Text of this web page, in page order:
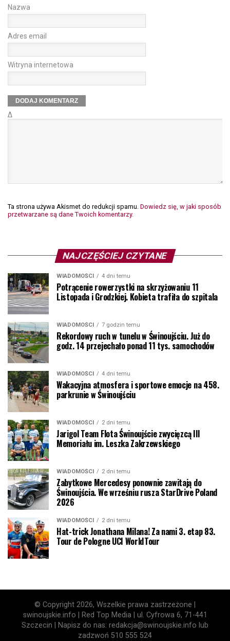
Nazwa
Adres email
Witryna internetowa
Δ
Ta strona używa Akismet do redukcji spamu. Dowiedz się, w jaki sposób
przetwarzane są dane Twoich komentarzy.
NAJCZĘŚCIEJ CZYTANE
WIADOMOŚCI 4 dni temu
Potrącenie rowerzystki na skrzyżowaniu 11
Listopada i Grodzkiej. Kobieta trafiła do szpitala
WIADOMOŚCI 7 godzin temu
Rekordowy ruch w tunelu w Świnoujściu. Już do
godz. 14 przejechało ponad 11 tys. samochodów
WIADOMOŚCI 4 dni temu
Wakacyjna atmosfera i sportowe emocje na 458.
parkrunie w Świnoujściu
WIADOMOŚCI 2 dni temu
Jarigol Team Flota Świnoujście zwycięzcą III
Memoriału im. Leszka Zakrzewskiego
WIADOMOŚCI 2 dni temu
Zabytkowe Mercedesy ponownie zawitają do
Świnoujścia. We wrześniu rusza StarDrive Poland
2026
WIADOMOŚCI 2 dni temu
Hat-trick Jonathana Milana! Za nami 3. etap 83.
Tour de Pologne UCI WorldTour
© Copyright 2026, Wszelkie prawa zastrzeżone |
swinoujskie.info | Red Top Media | ul. Cyfrowa 6, 71-441
Szczecin | Napisz do nas: redakcja@swinoujskie.info lub
zadzwoń 510 555 524